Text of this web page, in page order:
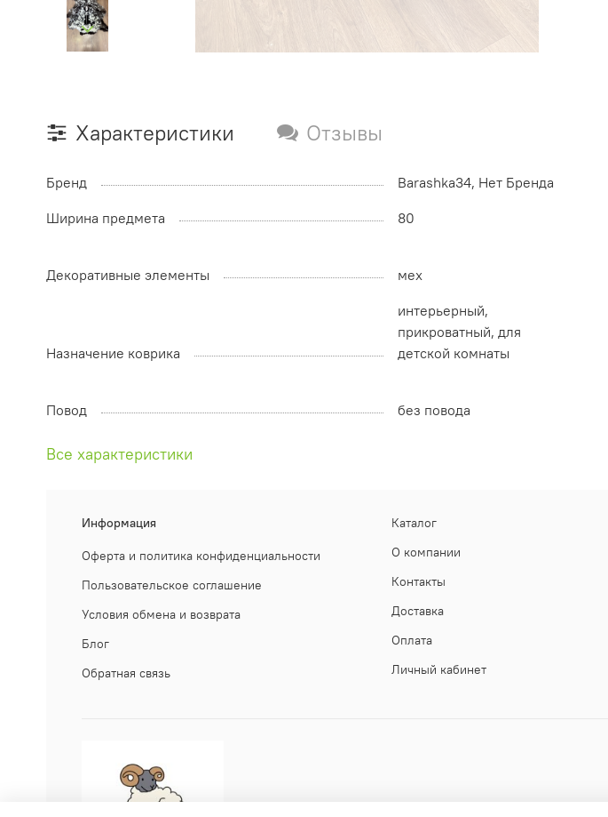
Характеристики Отзывы
Бренд Barashka34, Нет Бренда
Ширина предмета
80
Декоративные элементы мех
Назначение коврика
интерьерный,
прикроватный, для
детской комнаты
Повод без повода
Все характеристики
Информация
Оферта и политика конфиденциальности
Пользовательское соглашение
Условия обмена и возврата
Блог
Обратная связь
Каталог
О компании
Контакты
Доставка
Оплата
Личный кабинет